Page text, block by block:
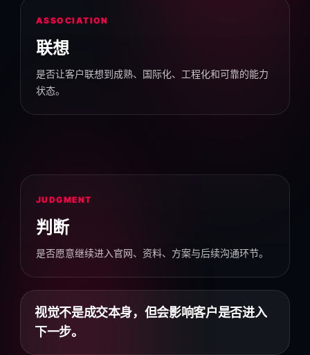
ASSOCIATION
联想
是否让客户联想到成熟、国际化、工程化和可靠的能力
状态。
JUDGMENT
判断
是否愿意继续进入官网、资料、方案与后续沟通环节。
视觉不是成交本身，但会影响客户是否进入
下一步。